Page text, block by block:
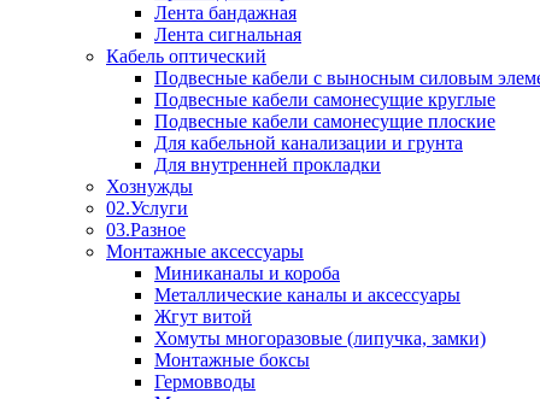
Лента бандажная
Лента сигнальная
Кабель оптический
Подвесные кабели с выносным силовым
Подвесные кабели самонесущие круглые
Подвесные кабели самонесущие плоские
Для кабельной канализации и грунта
Для внутренней прокладки
Хознужды
02.Услуги
03.Разное
Монтажные аксессуары
Миниканалы и короба
Металлические каналы и аксессуары
Жгут витой
Хомуты многоразовые (липучка, замки)
Монтажные боксы
Гермовводы